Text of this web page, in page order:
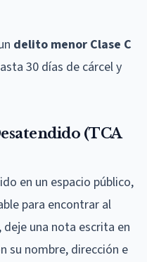
delito menor Clase C
30 días de cárcel y
(TCA
en un espacio público,
para encontrar al
una nota escrita en
su nombre, dirección e